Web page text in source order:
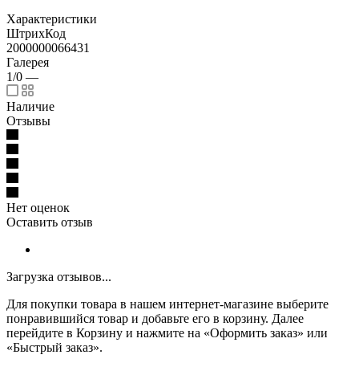
Характеристики
ШтрихКод
2000000066431
Галерея
1/0 —
Наличие
Отзывы
Нет оценок
Оставить отзыв
Загрузка отзывов...
Для покупки товара в нашем интернет-магазине выберите
понравившийся товар и добавьте его в корзину. Далее
перейдите в Корзину и нажмите на «Оформить заказ» или
«Быстрый заказ».